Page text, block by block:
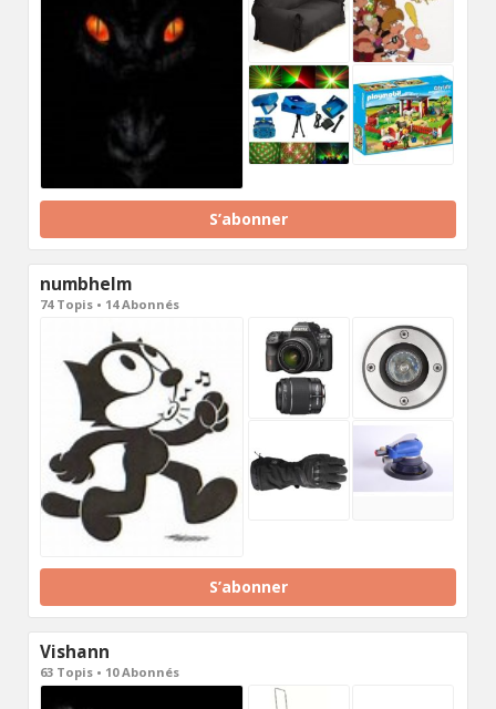
S’abonner
numbhelm
74 Topis • 14 Abonnés
S’abonner
Vishann
63 Topis • 10 Abonnés